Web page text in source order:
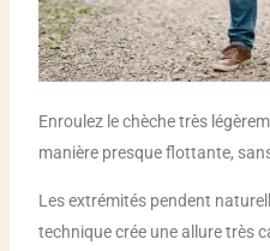
Enroulez le chèche très
manière presque flottante,
Les extrémités pendent
technique crée une allure très